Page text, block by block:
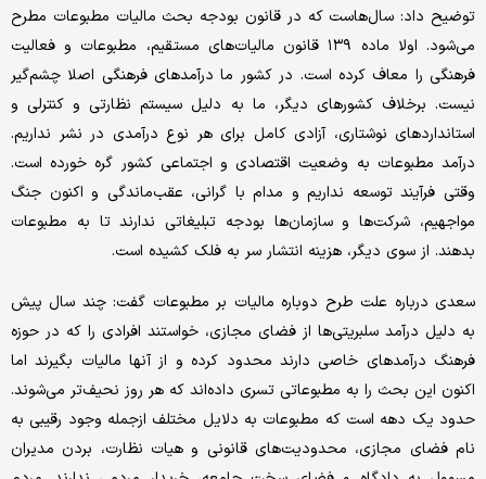
توضیح داد: سال‌هاست که در قانون بودجه بحث مالیات مطبوعات مطرح
می‌شود. اولا ماده ۱۳۹ قانون مالیات‌های مستقیم، مطبوعات و فعالیت
فرهنگی را معاف کرده است. در کشور ما درآمدهای فرهنگی اصلا چشم‌گیر
نیست. برخلاف کشورهای دیگر، ما به دلیل سیستم نظارتی و کنترلی و
استانداردهای نوشتاری، آزادی کامل برای هر نوع درآمدی در نشر نداریم.
درآمد مطبوعات به وضعیت اقتصادی و اجتماعی کشور گره خورده است.
وقتی فرآیند توسعه نداریم و مدام با گرانی، عقب‌ماندگی و اکنون جنگ
مواجهیم، شرکت‌ها و سازمان‌ها بودجه تبلیغاتی ندارند تا به مطبوعات
بدهند. از سوی دیگر، هزینه انتشار سر به فلک کشیده است.
سعدی درباره علت طرح دوباره مالیات بر مطبوعات گفت: چند سال پیش
به دلیل درآمد سلبریتی‌ها از فضای مجازی، خواستند افرادی را که در حوزه
فرهنگ درآمدهای خاصی دارند محدود کرده و از آنها مالیات بگیرند اما
اکنون این بحث را به مطبوعاتی تسری داده‌اند که هر روز نحیف‌تر می‌شوند.
حدود یک دهه است که مطبوعات به دلایل مختلف ازجمله وجود رقیبی به
نام فضای مجازی، محدودیت‌های قانونی و هیات نظارت، بردن مدیران